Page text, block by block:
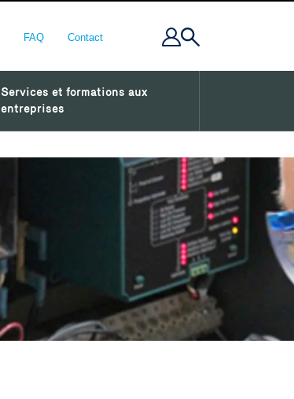
FAQ Contact
Services et formations aux
entreprises